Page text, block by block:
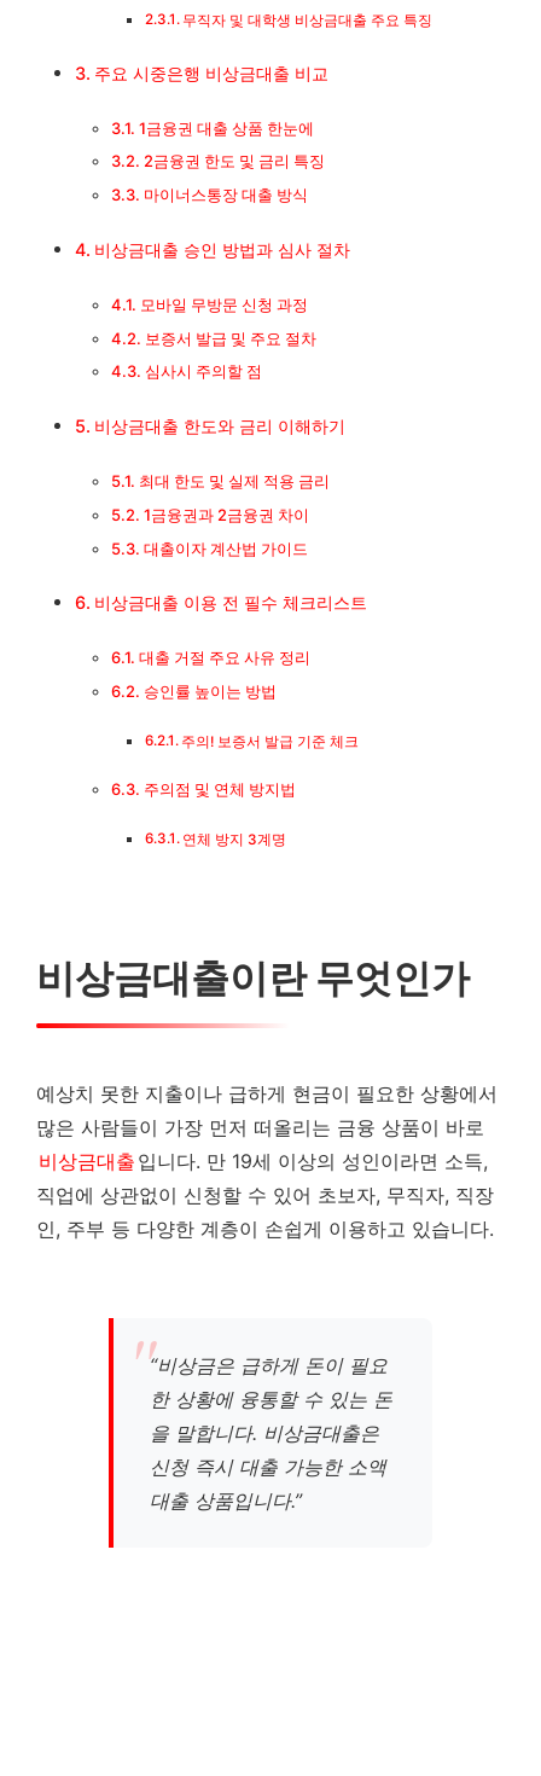
2금융권 한도 및 금리 특징
마이너스통장 대출 방식
비상금대출 승인 방법과 심사 절차
모바일 무방문 신청 과정
보증서 발급 및 주요 절차
심사시 주의할 점
비상금대출 한도와 금리 이해하기
최대 한도 및 실제 적용 금리
1금융권과 2금융권 차이
대출이자 계산법 가이드
대출 거절 주요 사유 정리
승인률 높이는 방법
무직자 및 대학생 비상금대출 주요 특징
주요 시중은행 비상금대출 비교
1금융권 대출 상품 한눈에
2금융권 한도 및 금리 특징
마이너스통장 대출 방식
비상금대출 승인 방법과 심사 절차
모바일 무방문 신청 과정
보증서 발급 및 주요 절차
심사시 주의할 점
비상금대출 한도와 금리 이해하기
최대 한도 및 실제 적용 금리
1금융권과 2금융권 차이
대출이자 계산법 가이드
비상금대출 이용 전 필수 체크리스트
대출 거절 주요 사유 정리
승인률 높이는 방법
주의! 보증서 발급 기준 체크
주의점 및 연체 방지법
연체 방지 3계명
비상금대출이란 무엇인가
예상치 못한 지출이나 급하게 현금이 필요한 상황에서
많은 사람들이 가장 먼저 떠올리는 금융 상품이 바로
비상금대출 입니다. 만 19세 이상의 성인이라면 소득,
직업에 상관없이 신청할 수 있어 초보자, 무직자, 직장
인, 주부 등 다양한 계층이 손쉽게 이용하고 있습니다.
“비상금은 급하게 돈이 필요
한 상황에 융통할 수 있는 돈
을 말합니다. 비상금대출은
신청 즉시 대출 가능한 소액
대출 상품입니다.”